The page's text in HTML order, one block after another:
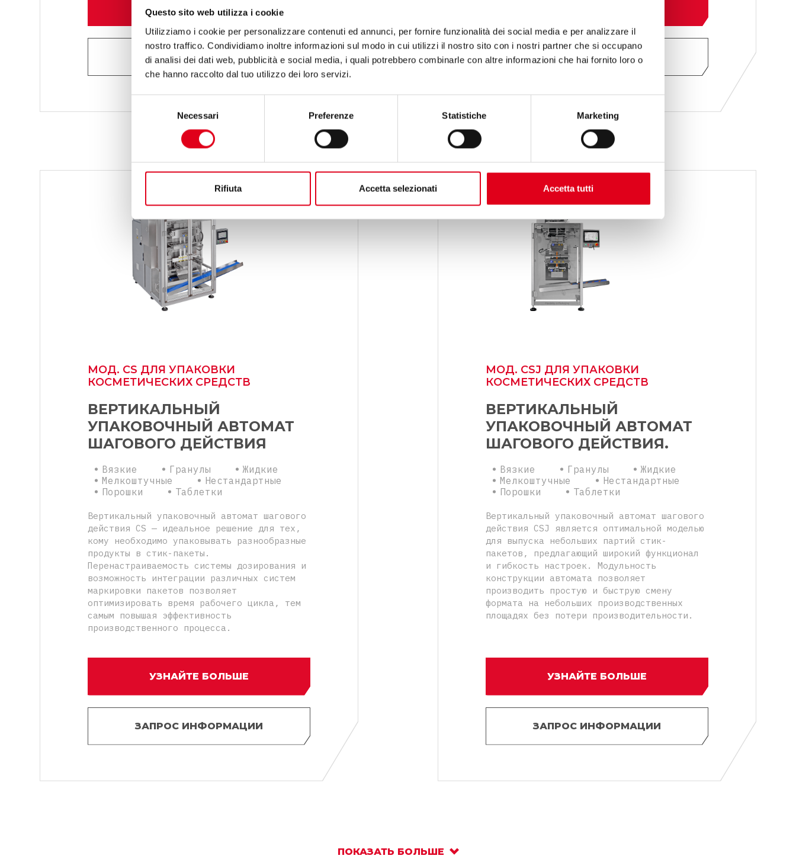
Questo sito web utilizza i cookie
Utilizziamo i cookie per personalizzare contenuti ed annunci, per fornire funzionalità dei social media e per analizzare il
nostro traffico. Condividiamo inoltre informazioni sul modo in cui utilizzi il nostro sito con i nostri partner che si occupano
di analisi dei dati web, pubblicità e social media, i quali potrebbero combinarle con altre informazioni che hai fornito loro o
che hanno raccolto dal tuo utilizzo dei loro servizi.
Necessari Preferenze Statistiche Marketing
Rifiuta Accetta selezionati Accetta tutti
УЗНАЙТЕ БОЛЬШЕ
ЗАПРОС ИНФОРМАЦИИ ЗАПРОС ИНФОРМАЦИИ
МОД. СS ДЛЯ УПАКОВКИ
КОСМЕТИЧЕСКИХ СРЕДСТВ
ВЕРТИКАЛЬНЫЙ
УПАКОВОЧНЫЙ АВТОМАТ
ШАГОВОГО ДЕЙСТВИЯ
Вязкие Гранулы
Жидкие
Мелкоштучные
Нестандартные
Порошки
Таблетки
Вертикальный упаковочный автомат шагового
действия CS — идеальное решение для тех,
кому необходимо упаковывать разнообразные
продукты в стик-пакеты.
Перенастраиваемость системы дозирования и
возможность интеграции различных систем
маркировки пакетов позволяет
оптимизировать время рабочего цикла, тем
самым повышая эффективность
производственного процесса.
УЗНАЙТЕ БОЛЬШЕ
ЗАПРОС ИНФОРМАЦИИ
МОД. CSJ ДЛЯ УПАКОВКИ
КОСМЕТИЧЕСКИХ СРЕДСТВ
ВЕРТИКАЛЬНЫЙ
УПАКОВОЧНЫЙ АВТОМАТ
ШАГОВОГО ДЕЙСТВИЯ.
Вязкие Гранулы
Жидкие
Мелкоштучные
Нестандартные
Порошки
Таблетки
Вертикальный упаковочный автомат шагового
действия CSJ является оптимальной моделью
для выпуска небольших партий стик-
пакетов, предлагающий широкий функционал
и гибкость настроек. Модульность
конструкции автомата позволяет
производить простую и быструю смену
формата на небольших производственных
площадях без потери производительности.
УЗНАЙТЕ БОЛЬШЕ
ЗАПРОС ИНФОРМАЦИИ
ПОКАЗАТЬ БОЛЬШЕ